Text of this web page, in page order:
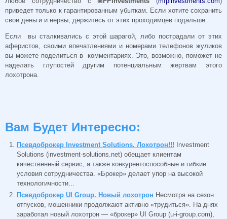
приведет только к гарантированным убыткам. Если хотите сохранить
свои деньги и нервы, держитесь от этих проходимцев подальше.
Если вы сталкивались с этой шарагой, либо пострадали от этих
аферистов, своими впечатлениями и номерами телефонов жуликов
вы можете поделиться в комментариях. Это, возможно, поможет не
наделать глупостей другим потенциальным жертвам этого
лохотрона.
Вам Будет Интересно:
Псевдоброкер Investment Solutions. Лохотрон!!!
Investment
Solutions (investment-solutions.net) обещает клиентам
качественный сервис, а также конкурентоспособные и гибкие
условия сотрудничества. «Брокер» делает упор на высокой
технологичности...
Псевдоброкер UI Group. Новый лохотрон Несмотря на сезон
отпусков, мошенники продолжают активно «трудиться». На днях
заработал новый лохотрон — «брокер» UI Group (u-i-group.com),